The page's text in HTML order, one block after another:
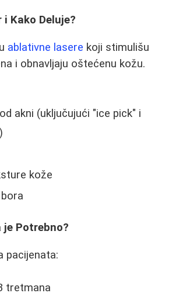
i Kako Deluje?
ablativne lasere koji stimulišu
i obnavljaju oštećenu kožu.
akni (uključujući "ice pick" i
kože
Potrebno?
pacijenata:
tretmana